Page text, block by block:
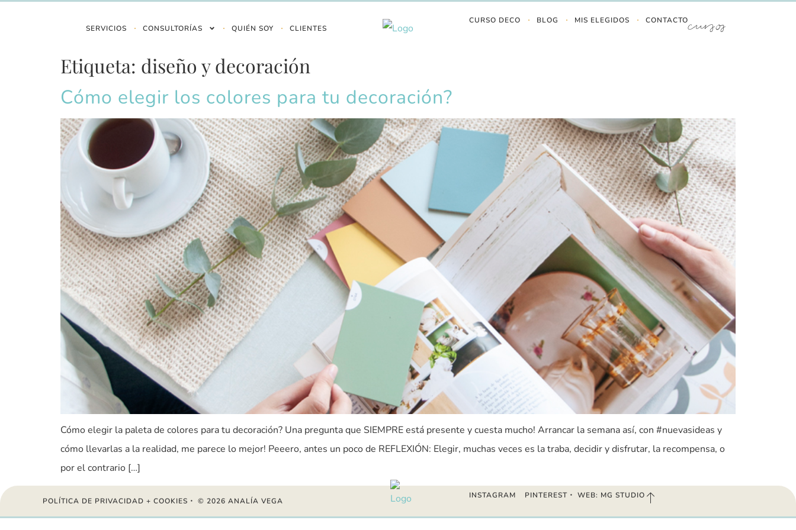
SERVICIOS CONSULTORÍAS QUIÉN SOY CLIENTES
CURSO DECO BLOG MIS ELEGIDOS CONTACTOcursos
Etiqueta: diseño y decoración
Cómo elegir los colores para tu decoración?
Cómo elegir la paleta de colores para tu decoración? Una pregunta que SIEMPRE está presente y cuesta mucho! Arrancar la semana así, con #nuevasideas y
cómo llevarlas a la realidad, me parece lo mejor! Peeero, antes un poco de REFLEXIÓN: Elegir, muchas veces es la traba, decidir y disfrutar, la recompensa, o
por el contrario […]
POLÍTICA DE PRIVACIDAD + COOKIES ・ © 2026 ANALÍA VEGA
INSTAGRAM PINTEREST ・ WEB: MG STUDIO